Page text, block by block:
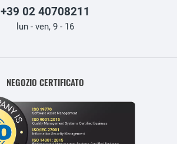
+39 02 40708211
lun - ven, 9 - 16
NEGOZIO CERTIFICATO